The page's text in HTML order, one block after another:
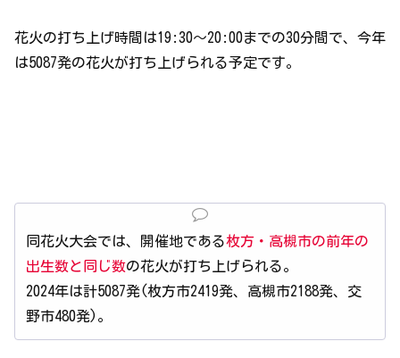
花火の打ち上げ時間は19:30～20:00までの30分間で、今年
は5087発の花火が打ち上げられる予定です。
同花火大会では、開催地である枚方・高槻市の前年の
出生数と同じ数の花火が打ち上げられる。
2024年は計5087発(枚方市2419発、高槻市2188発、交
野市480発)。